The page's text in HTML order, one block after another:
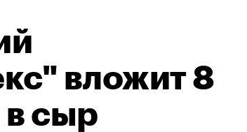
валюты
вложит 8
сыр